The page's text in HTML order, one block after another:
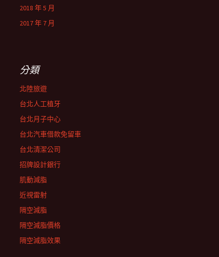
2018 年 5 月
2017 年 7 月
分類
北陸旅遊
台北人工植牙
台北月子中心
台北汽車借款免留車
台北清潔公司
招牌設計銀行
肌動減脂
近視雷射
隔空減脂
隔空減脂價格
隔空減脂效果